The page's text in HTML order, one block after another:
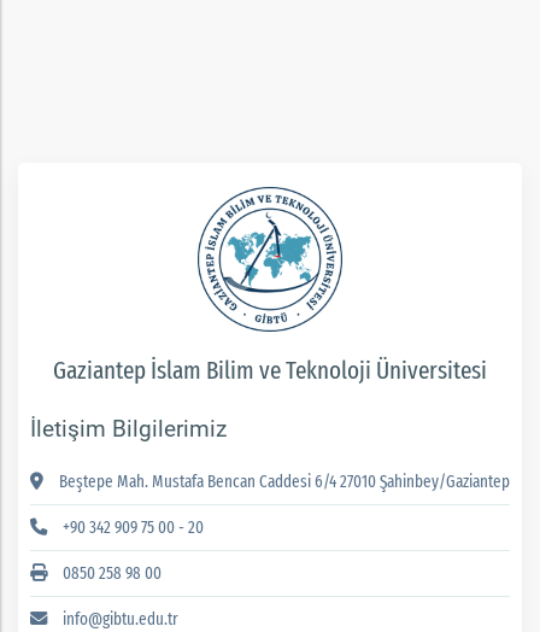
Gaziantep İslam Bilim ve Teknoloji Üniversitesi
İletişim Bilgilerimiz
Beştepe Mah. Mustafa Bencan Caddesi 6/4 27010 Şahinbey/Gaziantep
+90 342 909 75 00 - 20
0850 258 98 00
info@gibtu.edu.tr